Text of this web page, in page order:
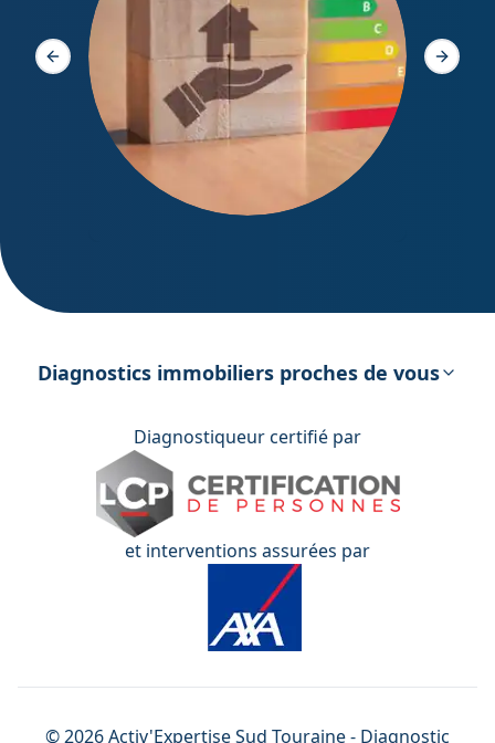
énergétique
Slide précédente Slide
Diagnostics immobiliers proches de vous
Diagnostiqueur certifié par
et interventions assurées par
©2026Activ'ExpertiseSud Touraine- Diagnostic